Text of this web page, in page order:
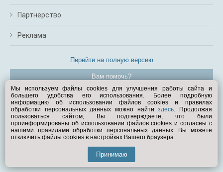
Партнерство
Реклама
Перейти на полную версию
Вам помочь?
© Exist.ru 1998—2026
Мы используем файлы cookies для улучшения работы сайта и
большего удобства его использования. Более подробную
информацию об использовании файлов cookies и правилах
обработки персональных данных можно найтиздесь. Продолжая
пользоваться сайтом, Вы подтверждаете, что были
проинформированы об использовании файлов cookies и согласны с
нашими правилами обработки персональных данных. Вы можете
отключить файлы cookies в настройках Вашего браузера.
Принимаю